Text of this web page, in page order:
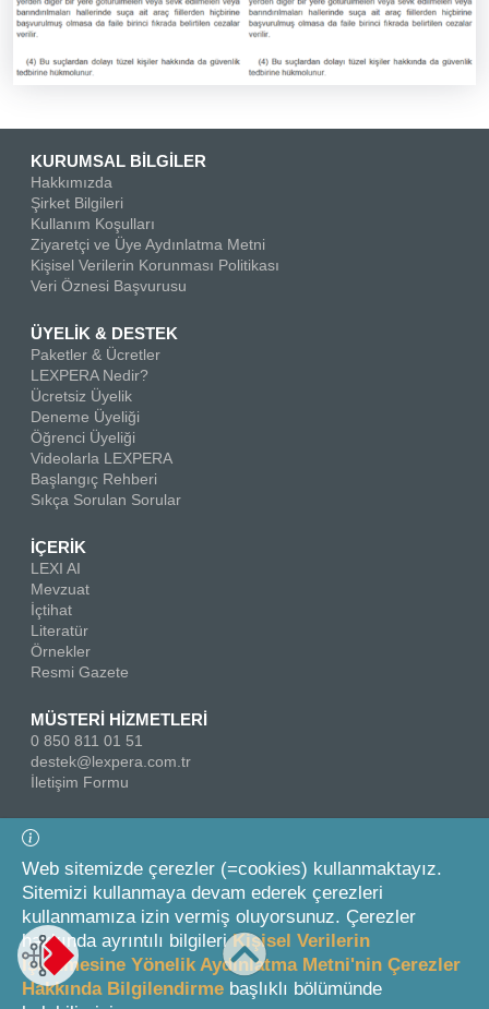
KURUMSAL BİLGİLER
Hakkımızda
Şirket Bilgileri
Kullanım Koşulları
Ziyaretçi ve Üye Aydınlatma Metni
Kişisel Verilerin Korunması Politikası
Veri Öznesi Başvurusu
ÜYELİK & DESTEK
Paketler & Ücretler
LEXPERA Nedir?
Ücretsiz Üyelik
Deneme Üyeliği
Öğrenci Üyeliği
Videolarla LEXPERA
Başlangıç Rehberi
Sıkça Sorulan Sorular
İÇERİK
LEXI AI
Mevzuat
İçtihat
Literatür
Örnekler
Resmi Gazete
MÜSTERİ HİZMETLERİ
0 850 811 01 51
destek@lexpera.com.tr
İletişim Formu
Bizi Takip Edin
© 2026 On İki Levha Yayıncılık A.Ş.
Web sitemizde çerezler (=cookies) kullanmaktayız.
Sitemizi kullanmaya devam ederek çerezleri
kullanmamıza izin vermiş oluyorsunuz. Çerezler
hakkında ayrıntılı bilgileriKişisel Verilerin
İşlenmesine Yönelik Aydınlatma Metni'nin Çerezler
Hakkında Bilgilendirme başlıklı bölümünde